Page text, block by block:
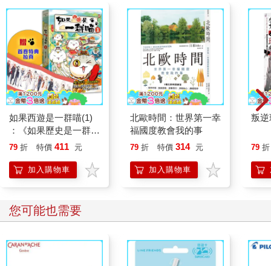
的事了。」
「替他代理過？」
「我的事務所替他代理過。我是弗爾傑姆斯與哈爾德律師事務所
的合夥人。」他追憶著往事，說了許多叔叔、家人的事情，還有
他的馬匹和佃戶。我們的對話變得愈來愈像獨白，偶爾會有一、
兩個字從我嘴裡溜出，讓他能繼續講下去。透過他沉靜的嗓音，
我看見的是一段永不復返的時光，是我印象中的童年光景。
我平靜地躺進椅子抽菸，疲憊漸漸消散。這真是天上掉下來的好
運，能夠有人聊聊戰爭以外的事。大多數男人的心思都縈繞在這
場戰爭或上一場戰爭，內心有股緊繃的衝動，使得對話一再回到
轉移到了比較和緩的主題。
很快地，我們聊起釣魚。他非常熱衷釣魚，我也有一點點經驗。
大多海軍軍官都會帶著一根釣竿和一把槍上船。我有些下午會在
以失敗收場。不過他可是個中好手，足跡遍布英倫諸島及歐洲許
多地區。在以前那個年代，鄉村律師的生活並不緊湊。
看過幾個傢伙用某種怪好玩的飛蠅釣法，」我說，「他們會拿一
支巨大的竹竿，大約二十五英尺長，在一端綁線——不用捲線
如果西遊是一群喵(1)
：《如果歷史是一群
喵》作者最新力作，附
79 折 特價 411 元
加入購物車
北歐時間：世界第一幸
福國度教會我的事
79 折 特價 314 元
加入購物車
叛逆
79 折
您可能也需要